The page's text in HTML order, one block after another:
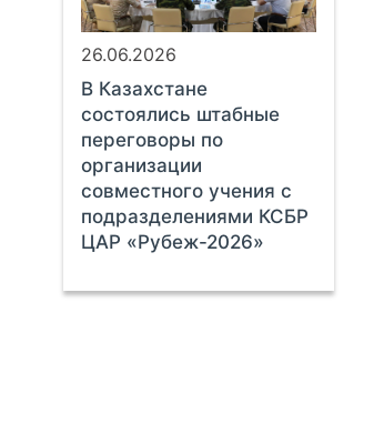
26.06.2026
В Казахстане
состоялись штабные
переговоры по
организации
совместного учения с
подразделениями КСБР
ЦАР «Рубеж-2026»